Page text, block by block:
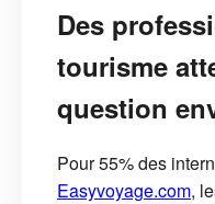
Des
tourisme
question
Pour 55% des
Easyvoyage.com,